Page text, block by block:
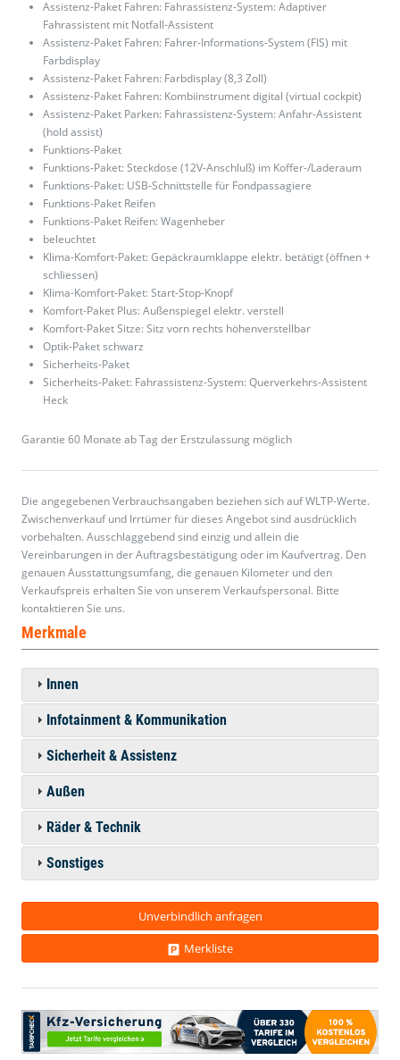
Assistenz-Paket Fahren: Fahrassistenz-System: Adaptiver
Fahrassistent mit Notfall-Assistent
Assistenz-Paket Fahren: Fahrer-Informations-System (FIS) mit
Farbdisplay
Assistenz-Paket Fahren: Farbdisplay (8,3 Zoll)
Assistenz-Paket Fahren: Kombiinstrument digital (virtual cockpit)
Assistenz-Paket Parken: Fahrassistenz-System: Anfahr-Assistent
(hold assist)
Funktions-Paket
Funktions-Paket: Steckdose (12V-Anschluß) im Koffer-/Laderaum
Funktions-Paket: USB-Schnittstelle für Fondpassagiere
Funktions-Paket Reifen
Funktions-Paket Reifen: Wagenheber
beleuchtet
Klima-Komfort-Paket: Gepäckraumklappe elektr. betätigt (öffnen +
schliessen)
Klima-Komfort-Paket: Start-Stop-Knopf
Komfort-Paket Plus: Außenspiegel elektr. verstell
Komfort-Paket Sitze: Sitz vorn rechts höhenverstellbar
Optik-Paket schwarz
Sicherheits-Paket
Sicherheits-Paket: Fahrassistenz-System: Querverkehrs-Assistent
Heck
Garantie 60 Monate ab Tag der Erstzulassung möglich
Die angegebenen Verbrauchsangaben beziehen sich auf WLTP-Werte.
Zwischenverkauf und Irrtümer für dieses Angebot sind ausdrücklich
vorbehalten. Ausschlaggebend sind einzig und allein die
Vereinbarungen in der Auftragsbestätigung oder im Kaufvertrag. Den
genauen Ausstattungsumfang, die genauen Kilometer und den
Verkaufspreis erhalten Sie von unserem Verkaufspersonal. Bitte
kontaktieren Sie uns.
Merkmale
Innen
Infotainment & Kommunikation
Sicherheit & Assistenz
Außen
Räder & Technik
Sonstiges
Unverbindlich anfragen
Merkliste